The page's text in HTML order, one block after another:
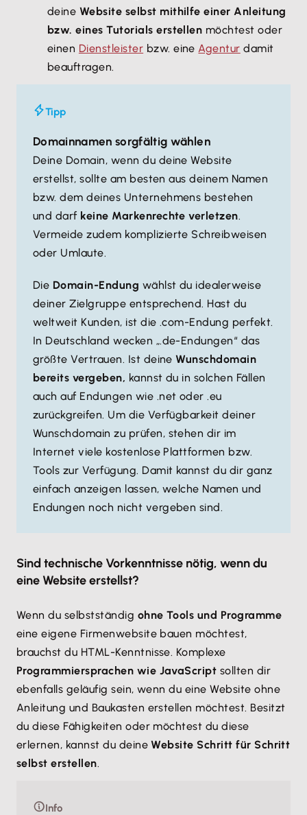
deine Website selbst mithilfe einer Anleitung
bzw. eines Tutorials erstellen möchtest oder
einen Dienstleister bzw. eineAgentur damit
beauftragen.
Tipp
Domainnamen sorgfältig wählen
Deine Domain, wenn du deine Website
erstellst, sollte am besten aus deinem Namen
bzw. dem deines Unternehmens bestehen
und darf keine Markenrechte verletzen.
Vermeide zudem komplizierte Schreibweisen
oder Umlaute.
Die Domain-Endung wählst du idealerweise
deiner Zielgruppe entsprechend. Hast du
weltweit Kunden, ist die .com-Endung perfekt.
In Deutschland wecken „.de-Endungen“ das
größte Vertrauen. Ist deineWunschdomain
bereits vergeben, kannst du in solchen Fällen
auch auf Endungen wie .net oder .eu
zurückgreifen. Um die Verfügbarkeit deiner
Wunschdomain zu prüfen, stehen dir im
Internet viele kostenlose Plattformen bzw.
Tools zur Verfügung. Damit kannst du dir ganz
einfach anzeigen lassen, welche Namen und
Endungen noch nicht vergeben sind.
Sind technische Vorkenntnisse nötig, wenn du
eine Website erstellst?
Wenn du selbstständig ohne Tools und Programme
eine eigene Firmenwebsite bauen möchtest,
brauchst du HTML-Kenntnisse. Komplexe
Programmiersprachen wie JavaScript sollten dir
ebenfalls geläufig sein, wenn du eine Website ohne
Anleitung und Baukasten erstellen möchtest. Besitzt
du diese Fähigkeiten oder möchtest du diese
erlernen, kannst du deineWebsite Schritt für Schritt
selbst erstellen.
Info